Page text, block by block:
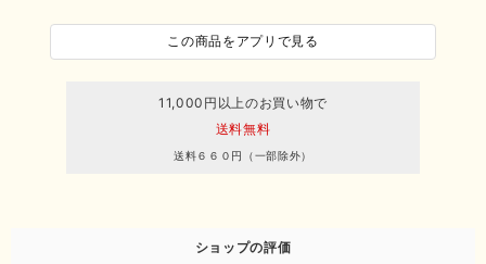
この商品をアプリで見る
11,000円以上のお買い物で
送料無料
送料６６０円（一部除外）
ショップの評価